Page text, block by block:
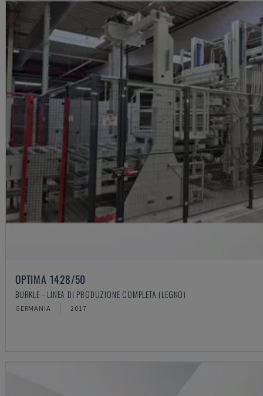
OPTIMA 1428/50
BURKLE - LINEA DI PRODUZIONE COMPLETA (LEGNO)
GERMANIA 2017